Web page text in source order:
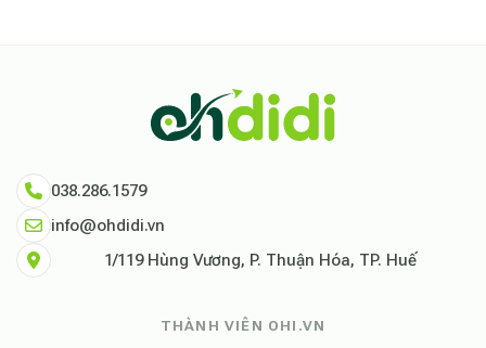
038.286.1579
info@ohdidi.vn
1/119 Hùng Vương, P. Thuận Hóa, TP. Huế
THÀNH VIÊN OHI.VN